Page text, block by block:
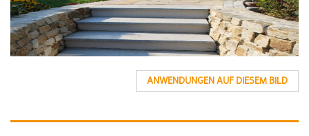
ANWENDUNGEN AUF DIESEM BILD